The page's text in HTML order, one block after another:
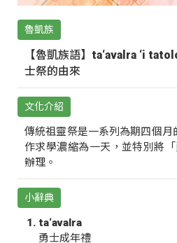
魯凱族
【魯凱族語】ta‘avalra ‘i
士祭的由來
文化介紹
傳統祖靈祭是一系列為期四個
作求學濃縮為一天，並特別將
辦理。
小辭典
ta‘avalra
勇士成年禮